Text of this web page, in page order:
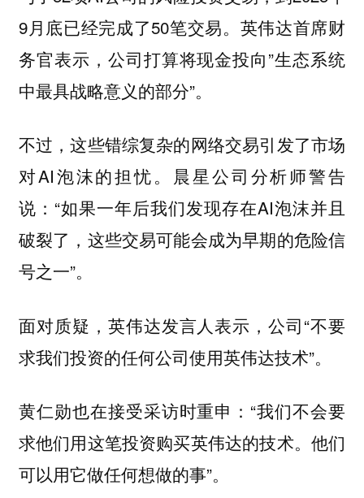
9月底已经完成了50笔交易。英伟达首席财
务官表示，公司打算将现金投向”生态系统
中最具战略意义的部分”。
不过，这些错综复杂的网络交易引发了市场
对AI泡沫的担忧。晨星公司分析师警告
说：“如果一年后我们发现存在AI泡沫并且
破裂了，这些交易可能会成为早期的危险信
号之一”。
面对质疑，英伟达发言人表示，公司“不要
求我们投资的任何公司使用英伟达技术”。
黄仁勋也在接受采访时重申：“我们不会要
求他们用这笔投资购买英伟达的技术。他们
可以用它做任何想做的事”。